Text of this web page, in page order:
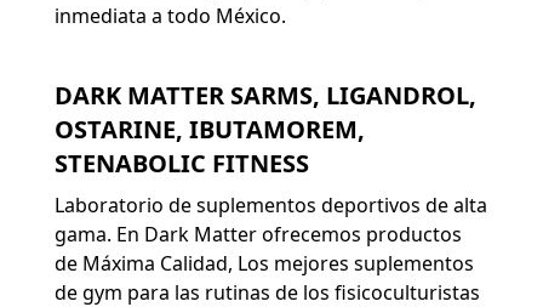
inmediata a todo México.
DARK MATTER SARMS, LIGANDROL,
OSTARINE, IBUTAMOREM,
STENABOLIC FITNESS
Laboratorio de suplementos deportivos de alta
gama. En Dark Matter ofrecemos productos
de Máxima Calidad, Los mejores suplementos
de gym para las rutinas de los fisicoculturistas